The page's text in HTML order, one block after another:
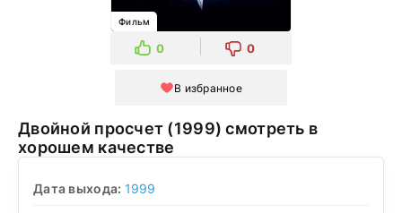
Фильм
0 0
В избранное
Двойной просчет (1999) смотреть в
хорошем качестве
Дата выхода: 1999